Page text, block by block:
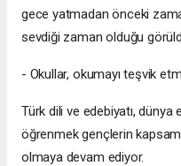
gece yatmadan önceki
sevdiği zaman olduğu
- Okullar, okumayı teşvik
Türk dili ve edebiyatı, dünya
öğrenmek gençlerin
olmaya devam ediyor.